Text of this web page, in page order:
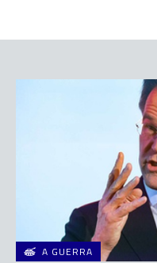
A GUERRA